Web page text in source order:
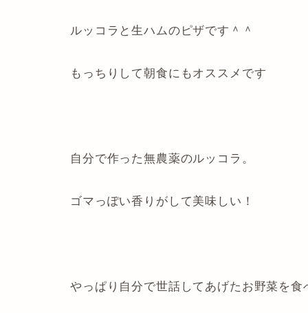
ルッコラと生ハムのピザです＾＾
もっちりして朝食にもオススメです
自分で作った無農薬のルッコラ。
ゴマっぽい香りがして美味しい！
やっぱり自分で世話してあげたお野菜を